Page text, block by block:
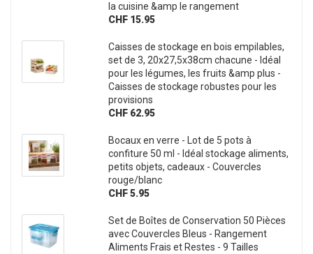
la cuisine &amp le rangement
CHF 15.95
Caisses de stockage en bois empilables,
set de 3, 20x27,5x38cm chacune - Idéal
pour les légumes, les fruits &amp plus -
Caisses de stockage robustes pour les
provisions
CHF 62.95
Bocaux en verre - Lot de 5 pots à
confiture 50 ml - Idéal stockage aliments,
petits objets, cadeaux - Couvercles
rouge/blanc
CHF 5.95
Set de Boîtes de Conservation 50 Pièces
avec Couvercles Bleus - Rangement
Aliments Frais et Restes - 9 Tailles